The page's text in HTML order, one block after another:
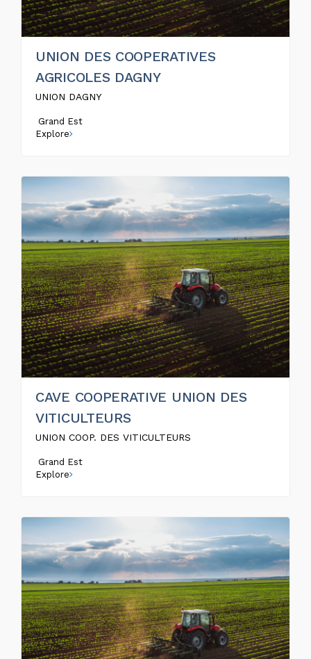
UNION DES COOPERATIVES
AGRICOLES DAGNY
UNION DAGNY
Grand Est
Explore
CAVE COOPERATIVE UNION DES
VITICULTEURS
UNION COOP. DES VITICULTEURS
Grand Est
Explore